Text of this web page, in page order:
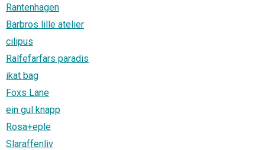
Rantenhagen
Barbros lille atelier
cilipus
Ralfefarfars paradis
ikat bag
Foxs Lane
ein gul knapp
Rosa+eple
Slaraffenliv